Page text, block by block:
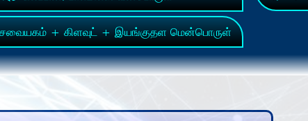
+ கிளவுட் + இயங்குதள மென்பொருள்